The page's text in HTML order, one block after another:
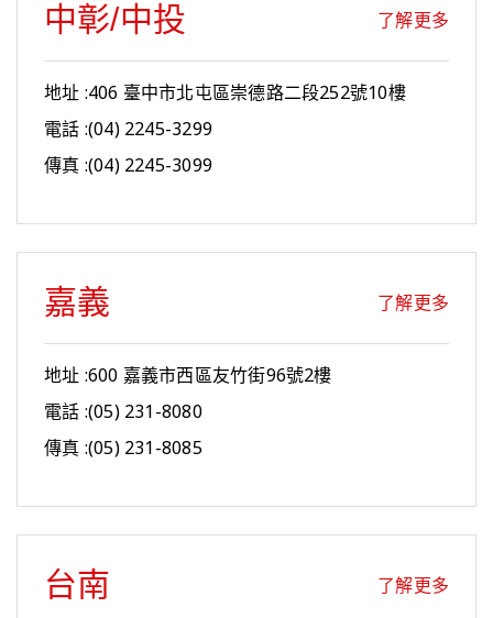
中彰/中投 了解更多
地址 :406 臺中市北屯區崇德路二段252號10樓
電話 :(04) 2245-3299
傳真 :(04) 2245-3099
嘉義 了解更多
地址 :600 嘉義市西區友竹街96號2樓
電話 :(05) 231-8080
傳真 :(05) 231-8085
台南 了解更多